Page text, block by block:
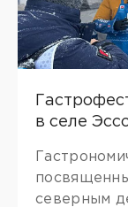
в селе
северным